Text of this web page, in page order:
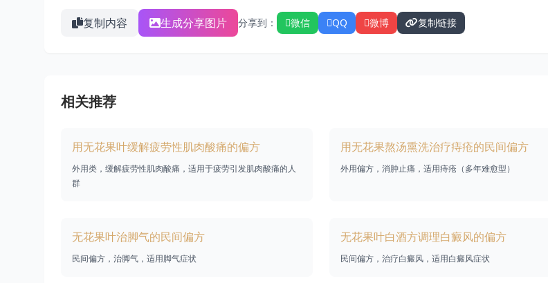
复制内容 生成分享图片 分享到： 微信 QQ 微博 复制链接
相关推荐
用无花果叶缓解疲劳性肌肉酸痛的偏方
外用类，缓解疲劳性肌肉酸痛，适用于疲劳引发肌肉酸痛的人
群
用无花果熬汤熏洗治疗痔疮的民间偏方
外用偏方，消肿止痛，适用痔疮（多年难愈型）
无花果叶治脚气的民间偏方
民间偏方，治脚气，适用脚气症状
无花果叶白酒方调理白癜风的偏方
民间偏方，治疗白癜风，适用白癜风症状